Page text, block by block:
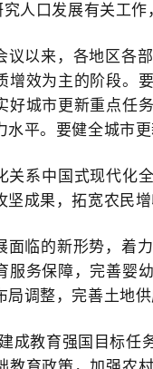
人口发展有关工
议以来，各地区各
效为主的阶段。
好城市更新重点任
平。要健全城市
关系中国式现代化
成果，拓宽农民
面临的新形势，着
服务保障，完善婴
调整，完善土地
成教育强国目标任